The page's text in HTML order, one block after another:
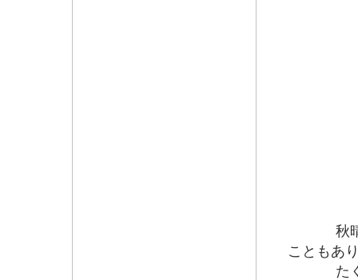
秋晴れ
こともあ
たくさ